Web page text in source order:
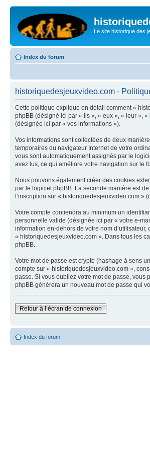
Le site historique des
Index du forum
historiquedesjeuxvideo.com -
Cette politique explique en détail comment «
phpBB (désigné ici par « ils », « eux », « leur »,
(désignée ici par « vos informations »).
Vos informations sont collectées de deux
temporaires du navigateur Internet de votre
vous sont automatiquement assignés par le
avez lus, ce qui améliore votre navigation sur le
Nous pouvons également créer des cookies
par le logiciel phpBB. La seconde manière est
l’inscription sur « historiquedesjeuxvideo.com »
Votre compte contiendra au minimum un
personnelle valide (désignée ici par « votre e-
information en-dehors de votre nom
« historiquedesjeuxvideo.com ». Dans tous les
phpBB.
Votre mot de passe est crypté (hashage à sens
compte sur « historiquedesjeuxvideo.com »,
passe. Si vous oubliez votre mot de passe, vous
phpBB générera un nouveau mot de passe qui
Retour à l’écran de connexion
Index du forum